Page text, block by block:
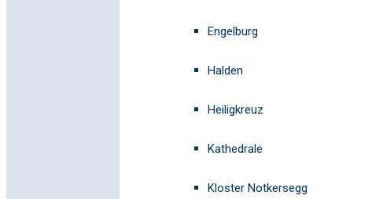
Engelburg
Halden
Heiligkreuz
Kathedrale
Kloster Notkersegg